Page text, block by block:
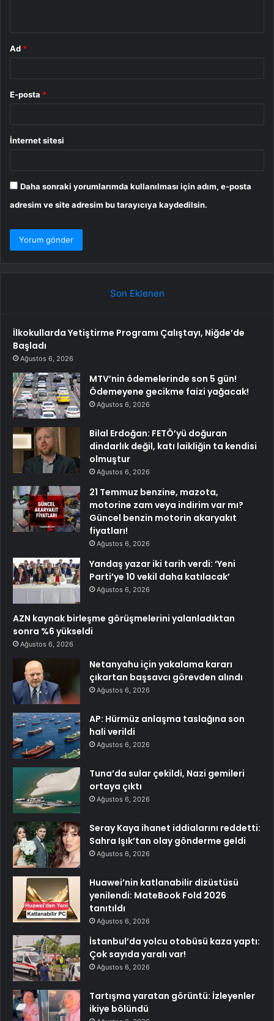
Ad *
E-posta *
İnternet sitesi
Daha sonraki yorumlarımda kullanılması için adım, e-posta
adresim ve site adresim bu tarayıcıya kaydedilsin.
Son Eklenen
İlkokullarda Yetiştirme Programı Çalıştayı, Niğde’de
Başladı
Ağustos 6, 2026
MTV’nin ödemelerinde son 5 gün!
Ödemeyene gecikme faizi yağacak!
Ağustos 6, 2026
Bilal Erdoğan: FETÖ’yü doğuran
dindarlık değil, katı laikliğin ta kendisi
olmuştur
Ağustos 6, 2026
21 Temmuz benzine, mazota,
motorine zam veya indirim var mı?
Güncel benzin motorin akaryakıt
fiyatları!
Ağustos 6, 2026
Yandaş yazar iki tarih verdi: ‘Yeni
Parti’ye 10 vekil daha katılacak’
Ağustos 6, 2026
AZN kaynak birleşme görüşmelerini yalanladıktan
sonra %6 yükseldi
Ağustos 6, 2026
Netanyahu için yakalama kararı
çıkartan başsavcı görevden alındı
Ağustos 6, 2026
AP: Hürmüz anlaşma taslağına son
hali verildi
Ağustos 6, 2026
Tuna’da sular çekildi, Nazi gemileri
ortaya çıktı
Ağustos 6, 2026
Seray Kaya ihanet iddialarını reddetti:
Sahra Işık’tan olay gönderme geldi
Ağustos 6, 2026
Huawei’nin katlanabilir dizüstüsü
yenilendi: MateBook Fold 2026
tanıtıldı
Ağustos 6, 2026
İstanbul’da yolcu otobüsü kaza yaptı:
Çok sayıda yaralı var!
Ağustos 6, 2026
Tartışma yaratan görüntü: İzleyenler
ikiye bölündü